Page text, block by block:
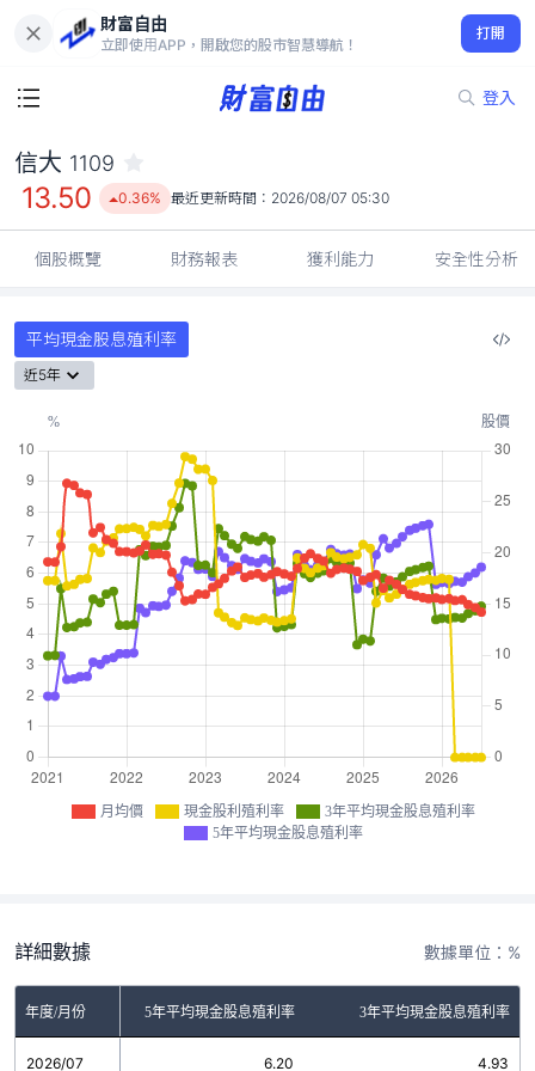
財富自由
立即使用APP，開啟您的股市智慧導航！
打開
登入
13.50
0.36%
信大 1109
13.50 0.36% 最近更新時間： 2026/08/07 05:30
個股概覽 財務報表 獲利能力 安全性分析
平均現金股息殖利率
近5年
月均價 現金股利殖利率
3年平均現金股息殖利率
5年平均現金股息殖利率
詳細數據 數據單位：%
年度/月份
股利殖利率 5年平均現金股息殖利率 3年平均現金股息殖利率
2026/07
0.00 6.20 4.93